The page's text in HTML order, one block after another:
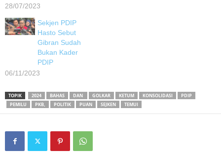
28/07/2023
Sekjen PDIP
Hasto Sebut
Gibran Sudah
Bukan Kader
PDIP
06/11/2023
TOPIK 2024 BAHAS DAN GOLKAR KETUM KONSOLIDASI
PDIP
PEMILU
PKB, POLITIK PUAN SEJKEN TEMUI